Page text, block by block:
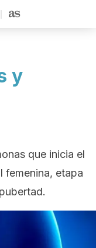
y
que inicia el
femenina, etapa